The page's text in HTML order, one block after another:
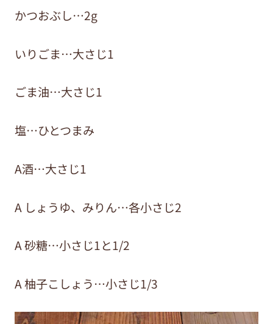
かつおぶし…2g
いりごま…大さじ1
ごま油…大さじ1
塩…ひとつまみ
A酒…大さじ1
A しょうゆ、みりん…各小さじ2
A 砂糖…小さじ1と1/2
A 柚子こしょう…小さじ1/3